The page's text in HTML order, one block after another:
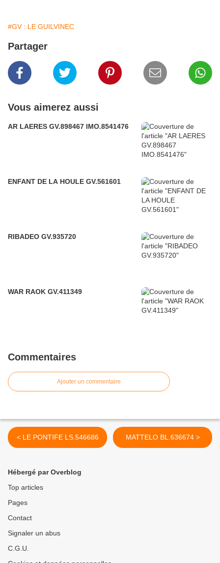
#GV : LE GUILVINEC
Partager
Vous aimerez aussi
AR LAERES GV.898467 IMO.8541476
ENFANT DE LA HOULE GV.561601
RIBADEO GV.935720
WAR RAOK GV.411349
Commentaires
Ajouter un commentaire
< LE PONTIFE LS.546686 MATTELO BL.636674 >
Hébergé par Overblog
Top articles
Pages
Contact
Signaler un abus
C.G.U.